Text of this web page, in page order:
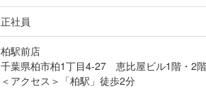
正社員
柏駅前店
千葉県柏市柏1丁目4-27 恵比屋ビル1階・2階
＜アクセス＞「柏駅」徒歩2分